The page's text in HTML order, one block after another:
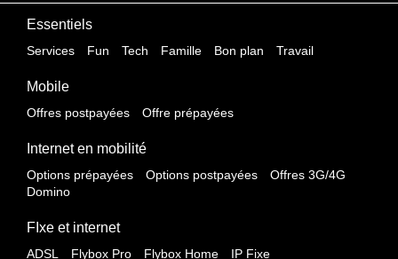
Essentiels
Services Fun Tech Famille Bon plan Travail
Mobile
Offres postpayées Offre prépayées
Internet en mobilité
Options prépayées Options postpayées
Offres 3G/4G
Domino
FIxe et internet
ADSL Flybox Pro Flybox Home IP Fixe